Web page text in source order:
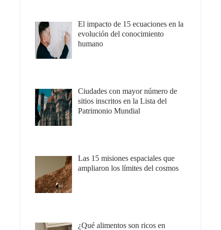
El impacto de 15 ecuaciones en la
evolución del conocimiento
humano
Ciudades con mayor número de
sitios inscritos en la Lista del
Patrimonio Mundial
Las 15 misiones espaciales que
ampliaron los límites del cosmos
¿Qué alimentos son ricos en